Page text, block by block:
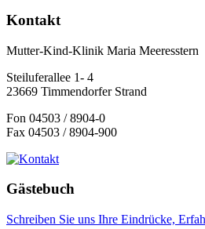
Kontakt
Mutter-Kind-Klinik Maria Meeresstern
Steiluferallee 1- 4
23669 Timmendorfer Strand
Fon 04503 / 8904-0
Fax 04503 / 8904-900
Gästebuch
Schreiben Sie uns Ihre Eindrücke,